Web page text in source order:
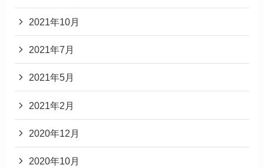
2021年10月
2021年7月
2021年5月
2021年2月
2020年12月
2020年10月